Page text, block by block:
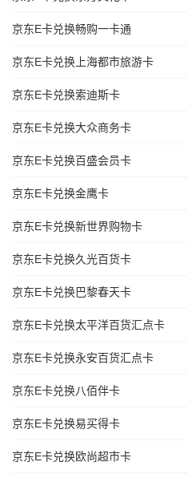
京东E卡兑换畅购一卡通
京东E卡兑换上海都市旅游卡
京东E卡兑换索迪斯卡
京东E卡兑换大众商务卡
京东E卡兑换百盛会员卡
京东E卡兑换金鹰卡
京东E卡兑换新世界购物卡
京东E卡兑换久光百货卡
京东E卡兑换巴黎春天卡
京东E卡兑换太平洋百货汇点卡
京东E卡兑换永安百货汇点卡
京东E卡兑换八佰伴卡
京东E卡兑换易买得卡
京东E卡兑换欧尚超市卡